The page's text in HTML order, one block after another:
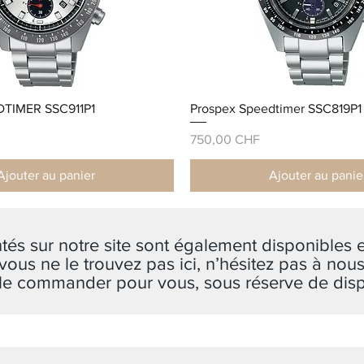
SSC911P1
au panier
Prospex Speedtimer SSC819P1
Prix
750,00 CHF
Ajouter au
sur notre site sont également disponibles
ne le trouvez pas ici, n’hésitez pas à
commander pour vous, sous réserve de